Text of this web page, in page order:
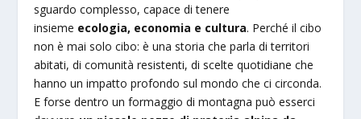
sguardo complesso, capace di tenere
insieme ecologia, economia e cultura. Perché il cibo
non è mai solo cibo: è una storia che parla di territori
abitati, di comunità resistenti, di scelte quotidiane che
hanno un impatto profondo sul mondo che ci circonda.
E forse dentro un formaggio di montagna può esserci